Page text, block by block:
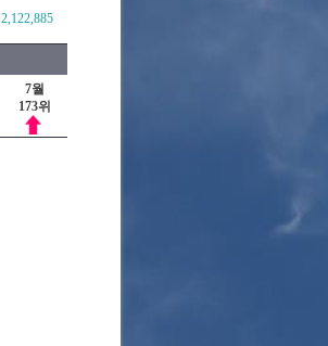
2,122,885
7월
173위